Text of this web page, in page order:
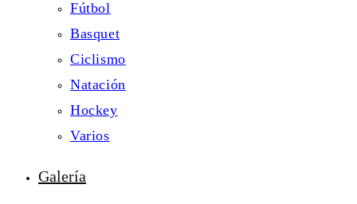
Fútbol
Basquet
Ciclismo
Natación
Hockey
Varios
Galería